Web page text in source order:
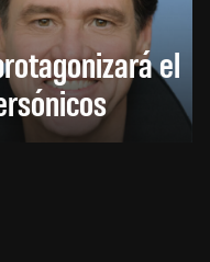
el